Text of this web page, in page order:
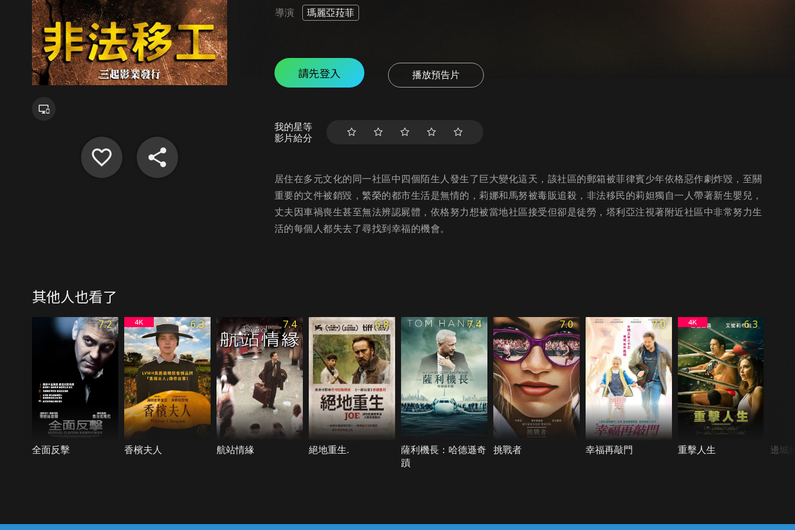
導演 瑪麗亞菈菲
請先登入 播放預告片
我的星等
影片給分
居住在多元文化的同一社區中四個陌生人發生了巨大變化這天，該社區的郵箱被菲律賓少年依格惡作劇炸毀，至關
重要的文件被銷毀，繁榮的都市生活是無情的，莉娜和馬努被毒販追殺，非法移民的莉妲獨自一人帶著新生嬰兒，
丈夫因車禍喪生甚至無法辨認屍體，依格努力想被當地社區接受但卻是徒勞，塔利亞注視著附近社區中非常努力生
活的每個人都失去了尋找到幸福的機會。
其他人也看了
7.2
全面反擊
6.3
香檳夫人
7.4
航站情緣
6.8
絕地重生.
7.4
薩利機長：哈德遜奇
蹟
7.0
挑戰者
7.0
幸福再敲門
6.3
重擊人生 邊城